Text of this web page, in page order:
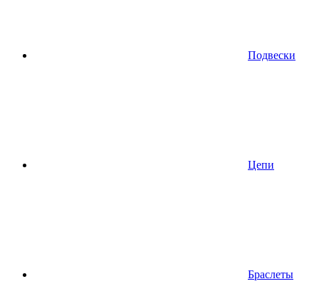
Подвески
Цепи
Браслеты